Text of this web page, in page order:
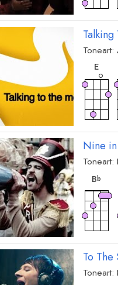
Toneart:
E
Nine
Toneart:
Bb
B
To The
Toneart: